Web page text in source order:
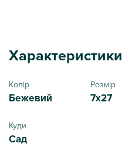
Характеристики
Колір
Бежевий
Розмір
7x27
Куди
Сад